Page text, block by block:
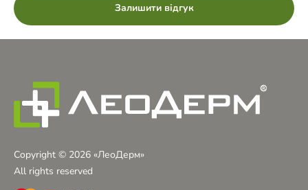
Залишити відгук
Copyright © 2026 «ЛеоДерм»
All rights reserved